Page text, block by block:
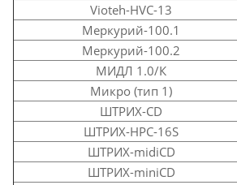
Vioteh-HVC-13
Меркурий-100.1
Меркурий-100.2
МИДЛ 1.0/К
Микро (тип 1)
ШТРИХ-CD
ШТРИХ-HPC-16S
ШТРИХ-midiCD
ШТРИХ-miniCD